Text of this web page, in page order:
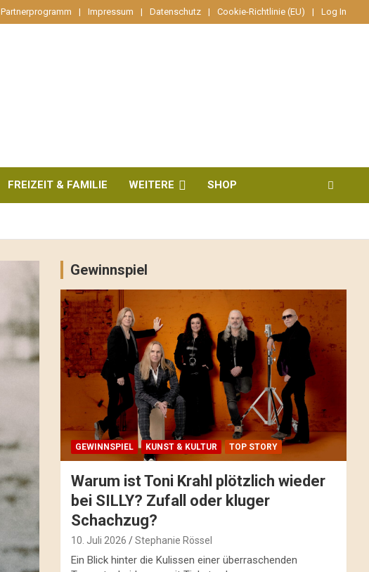
Partnerprogramm Impressum Datenschutz Cookie-Richtlinie (EU) Log In
FREIZEIT & FAMILIE WEITERE SHOP
Gewinnspiel
GEWINNSPIEL KUNST & KULTUR TOP STORY
Warum ist Toni Krahl plötzlich wieder
bei SILLY? Zufall oder kluger
Schachzug?
10. Juli 2026 Stephanie Rössel
Ein Blick hinter die Kulissen einer überraschenden